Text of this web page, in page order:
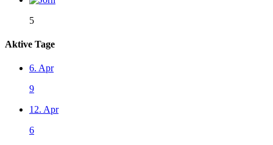
5
Aktive Tage
6. Apr
9
12. Apr
6